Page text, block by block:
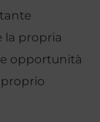
la propria
opportunità